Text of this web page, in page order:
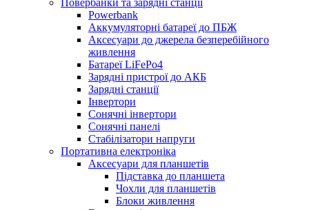
Повербанки та зарядні станції
Powerbank
Аккумуляторні батареї до ПБЖ
Аксесуари до джерела безперебійного
живлення
Батареї LiFePo4
Зарядні пристрої до АКБ
Зарядні станції
Інвертори
Сонячні інвертори
Сонячні панелі
Стабілізатори напруги
Портативна електроніка
Аксесуари для планшетів
Підставка до планшета
Чохли для планшетів
Блоки живлення